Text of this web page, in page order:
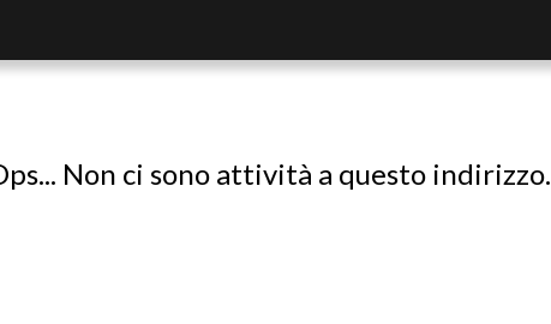
Non ci sono attività a questo indirizzo.